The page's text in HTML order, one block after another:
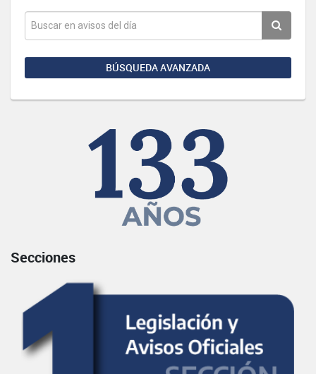
BÚSQUEDA AVANZADA
Secciones